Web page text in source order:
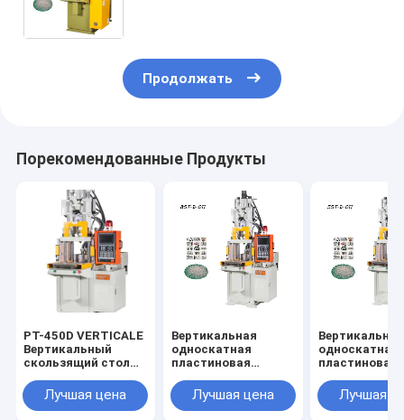
Продолжать
Порекомендованные Продукты
PT-450D VERTICALE
Вертикальный
скользящий стол
инъекционная
машина
Лучшая цена
Вертикальная
односкатная
пластиновая
литейная машина
85T
Лучшая цена
Вертикальная
односкатная
пластиновая
литейная
55T
Лучшая